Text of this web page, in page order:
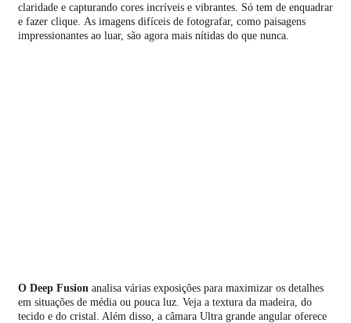
claridade e capturando cores incríveis e vibrantes. Só tem de enquadrar
e fazer clique. As imagens difíceis de fotografar, como paisagens
impressionantes ao luar, são agora mais nítidas do que nunca.
O Deep Fusion analisa várias exposições para maximizar os detalhes
em situações de média ou pouca luz. Veja a textura da madeira, do
tecido e do cristal. Além disso, a câmara Ultra grande angular oferece